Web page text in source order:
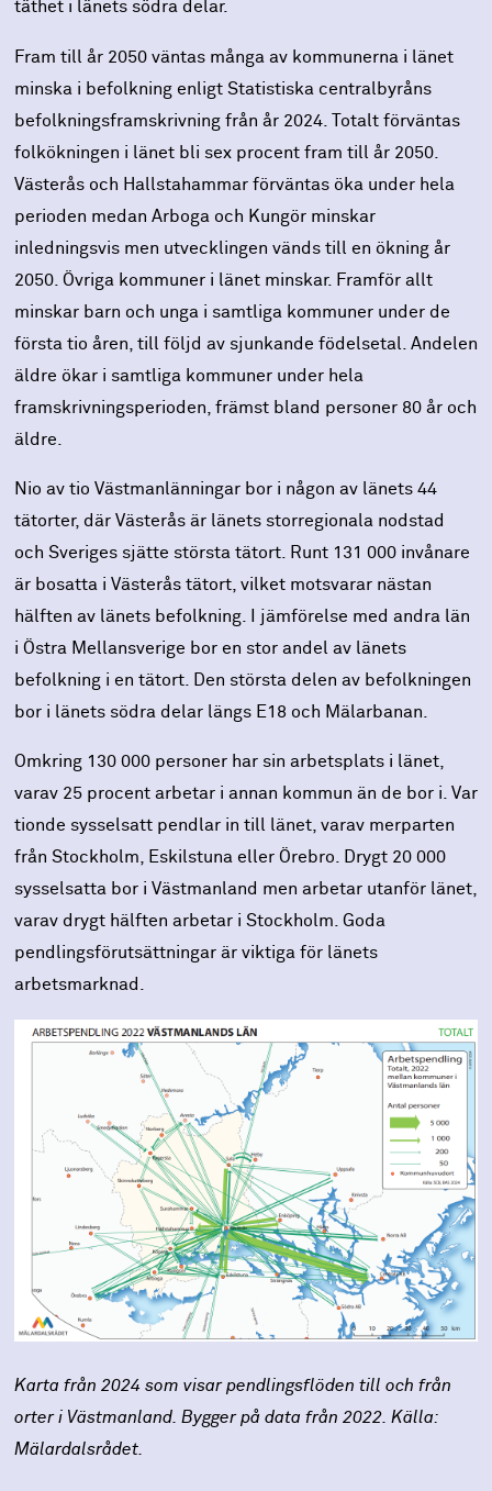
täthet i länets södra delar.
Fram till år 2050 väntas många av kommunerna i länet
minska i befolkning enligt Statistiska centralbyråns
befolkningsframskrivning från år 2024. Totalt förväntas
folkökningen i länet bli sex procent fram till år 2050.
Västerås och Hallstahammar förväntas öka under hela
perioden medan Arboga och Kungör minskar
inledningsvis men utvecklingen vänds till en ökning år
2050. Övriga kommuner i länet minskar. Framför allt
minskar barn och unga i samtliga kommuner under de
första tio åren, till följd av sjunkande födelsetal. Andelen
äldre ökar i samtliga kommuner under hela
framskrivningsperioden, främst bland personer 80 år och
äldre.
Nio av tio Västmanlänningar bor i någon av länets 44
tätorter, där Västerås är länets storregionala nodstad
och Sveriges sjätte största tätort. Runt 131 000 invånare
är bosatta i Västerås tätort, vilket motsvarar nästan
hälften av länets befolkning. I jämförelse med andra län
i Östra Mellansverige bor en stor andel av länets
befolkning i en tätort. Den största delen av befolkningen
bor i länets södra delar längs E18 och Mälarbanan.
Omkring 130 000 personer har sin arbetsplats i länet,
varav 25 procent arbetar i annan kommun än de bor i. Var
tionde sysselsatt pendlar in till länet, varav merparten
från Stockholm, Eskilstuna eller Örebro. Drygt 20 000
sysselsatta bor i Västmanland men arbetar utanför länet,
varav drygt hälften arbetar i Stockholm. Goda
pendlingsförutsättningar är viktiga för länets
arbetsmarknad.
Karta från 2024 som visar pendlingsflöden till och från
orter i Västmanland. Bygger på data från 2022. Källa:
Mälardalsrådet.